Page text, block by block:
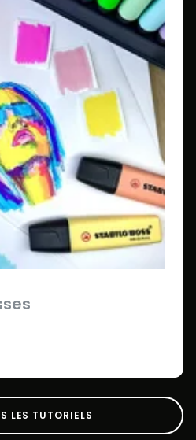
LES TUTORIELS